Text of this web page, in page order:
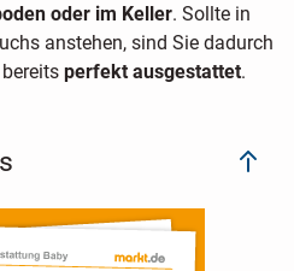
oder im Keller. Sollte in
anstehen, sind Sie dadurch
perfekt ausgestattet.